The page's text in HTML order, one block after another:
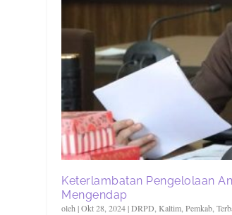
Keterlambatan Pengelolaan
Mengendap
oleh|Okt 28, 2024|DRPD,Kaltim,Pemkab,